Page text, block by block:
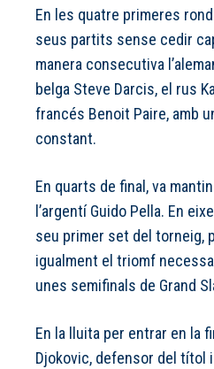
En les quatre primeres
seus partits sense cedir
manera consecutiva
belga Steve Darcis, el rus
francés Benoit Paire, amb
constant.
En quarts de final, va
l’argentí Guido Pella. En
seu primer set del torneig,
igualment el triomf
unes semifinals de Grand
En la lluita per entrar en la
Djokovic, defensor del títol